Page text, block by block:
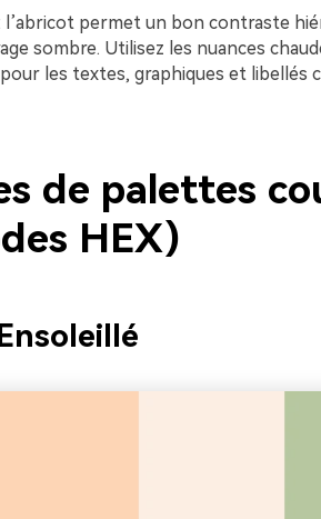
permet un bon contraste
sombre. Utilisez les nuances
les textes, graphiques et libellés
de palettes
HEX)